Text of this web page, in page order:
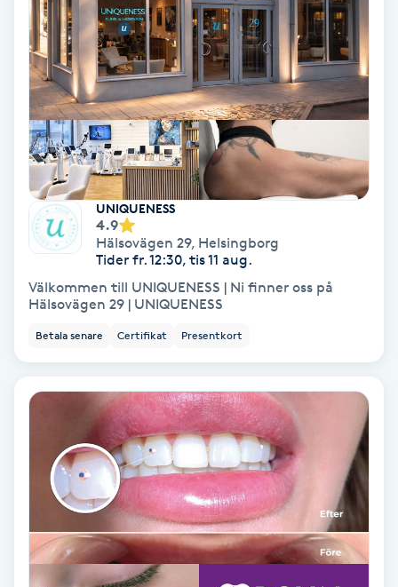
Bröllopsuppsättning
Celluliter
Coachning
Color correction
Cryoterapi
Diamantslipning
Enzympeeling
Extensions
UNIQUENESS
4.9
Hälsovägen 29, Helsingborg
Tider fr. 12:30, tis 11 aug.
Välkommen till UNIQUENESS | Ni finner oss på
Hälsovägen 29 | UNIQUENESS
Betala senare Certifikat Presentkort